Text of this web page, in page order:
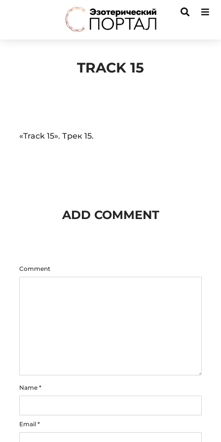
TRACK 15
Audio
«Track 15». Трек 15.
ADD COMMENT
Comment
Name *
Email *